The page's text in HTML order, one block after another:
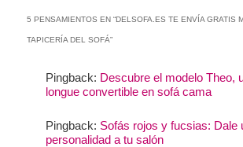
5 PENSAMIENTOS EN “DELSOFA.ES TE ENVÍA GRATIS
TAPICERÍA DEL SOFÁ”
Pingback: Descubre el modelo Theo,
longue convertible en sofá cama
Pingback: Sofás rojos y fucsias: Dale
personalidad a tu salón